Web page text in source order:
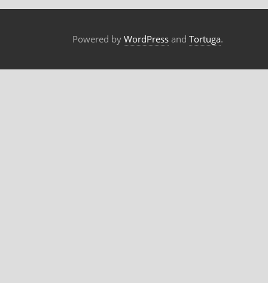
Powered by WordPressand Tortuga.